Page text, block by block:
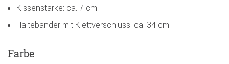
Kissenstärke: ca. 7 cm
Haltebänder mit Klettverschluss: ca. 34 cm
Farbe